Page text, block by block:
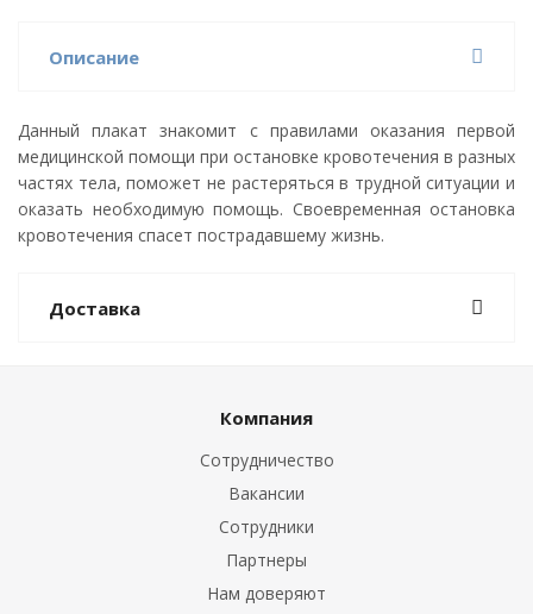
Описание
Данный плакат знакомит с правилами оказания первой
медицинской помощи при остановке кровотечения в разных
частях тела, поможет не растеряться в трудной ситуации и
оказать необходимую помощь. Своевременная остановка
кровотечения спасет пострадавшему жизнь.
Доставка
Компания
Сотрудничество
Вакансии
Сотрудники
Партнеры
Нам доверяют